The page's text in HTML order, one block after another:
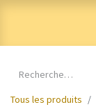
Tous les produits